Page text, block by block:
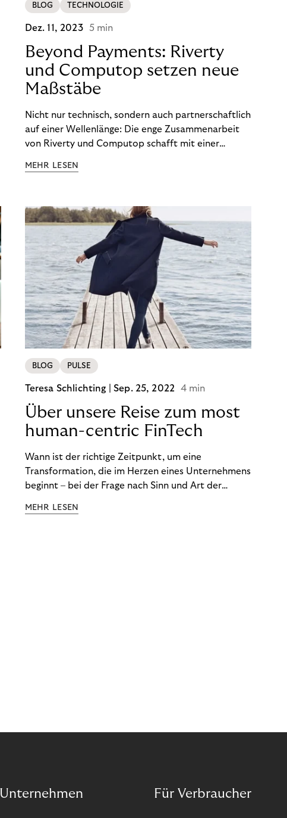
BLOG TECHNOLOGIE
Dez. 11, 2023 5 min
Beyond Payments: Riverty
und Computop setzen neue
Maßstäbe
Nicht nur technisch, sondern auch partnerschaftlich
auf einer Wellenlänge: Die enge Zusammenarbeit
von Riverty und Computop schafft mit einer
Zahlungsabwicklung echte Mehrwerte für Händler.
MEHR LESEN
BLOG PULSE
Teresa Schlichting |Sep. 25, 2022 4 min
Über unsere Reise zum most
human-centric FinTech
Wann ist der richtige Zeitpunkt, um eine
Transformation, die im Herzen eines Unternehmens
beginnt – bei der Frage nach Sinn und Art der
kommuniziert man ein Ziel, das so ganzheitlich ist,
MEHR LESEN
Unternehmen Für Verbraucher